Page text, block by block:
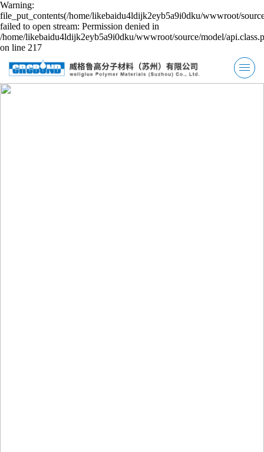
Warning:
file_put_contents(/home/likebaidu4ldijk2eyb5a9i0dku/wwwroot/
failed to open stream: Permission denied in
/home/likebaidu4ldijk2eyb5a9i0dku/wwwroot/source/model/
on line 217